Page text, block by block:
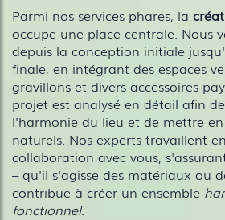
Parmi nos services phares, la
occupe une place centrale. Nous
depuis la conception initiale
finale, en intégrant des espaces
gravillons et divers accessoires
projet est analysé en détail afin
l'harmonie du lieu et de mettre
naturels. Nos experts travaillent
collaboration avec vous,
– qu'il s'agisse des matériaux ou
contribue à créer un ensemble
fonctionnel.